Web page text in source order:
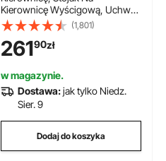
Kierownicę Wyścigową, Uchwyt
Pro Shifter, Logitech G27 G25
G29 G920 Pedały Nie Są W
Zestawie Stojak Na Kierownicę
Wyścigową
(1,801)
26190zł
w magazynie.
Dostawa:jak tylko Niedz.
Sier. 9
Dodaj do koszyka